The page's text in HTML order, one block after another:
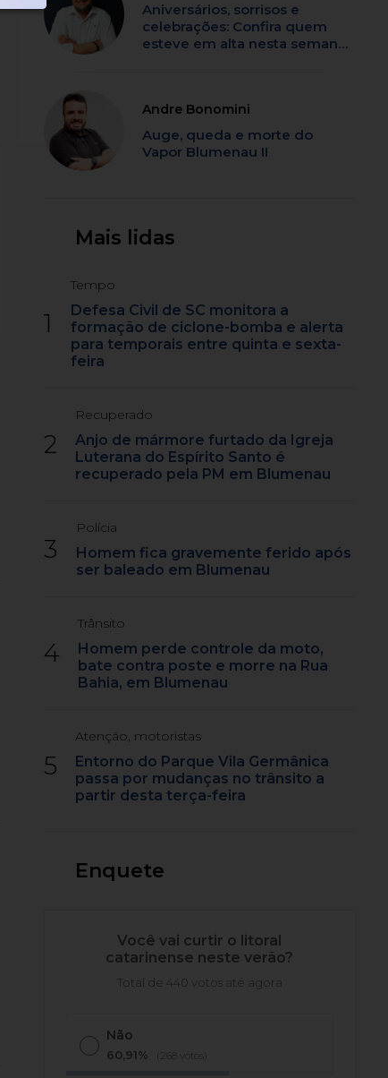
Aniversários, sorrisos e
celebrações: Confira quem
esteve em alta nesta semana
Andre Bonomini
Auge, queda e morte do
Vapor Blumenau II
Mais lidas
1
Tempo
Defesa Civil de SC monitora a
formação de ciclone-bomba e alerta
para temporais entre quinta e sexta-
feira
2
Recuperado
Anjo de mármore furtado da Igreja
Luterana do Espírito Santo é
recuperado pela PM em Blumenau
3
Polícia
Homem fica gravemente ferido após
ser baleado em Blumenau
4
Trânsito
Homem perde controle da moto,
bate contra poste e morre na Rua
Bahia, em Blumenau
5
Atenção, motoristas
Entorno do Parque Vila Germânica
passa por mudanças no trânsito a
partir desta terça-feira
Enquete
Você vai curtir o litoral
catarinense neste verão?
Total de 440 votos até agora
Não
60,91% (268 votos)